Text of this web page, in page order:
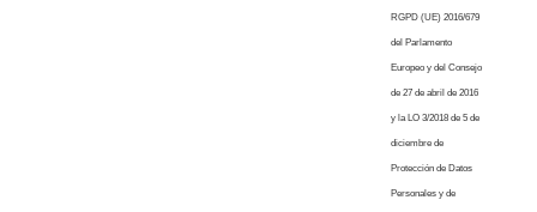
RGPD (UE) 2016/679
del Parlamento
Europeo y del Consejo
de 27 de abril de 2016
y la LO 3/2018 de 5 de
diciembre de
Protección de Datos
Personales y de